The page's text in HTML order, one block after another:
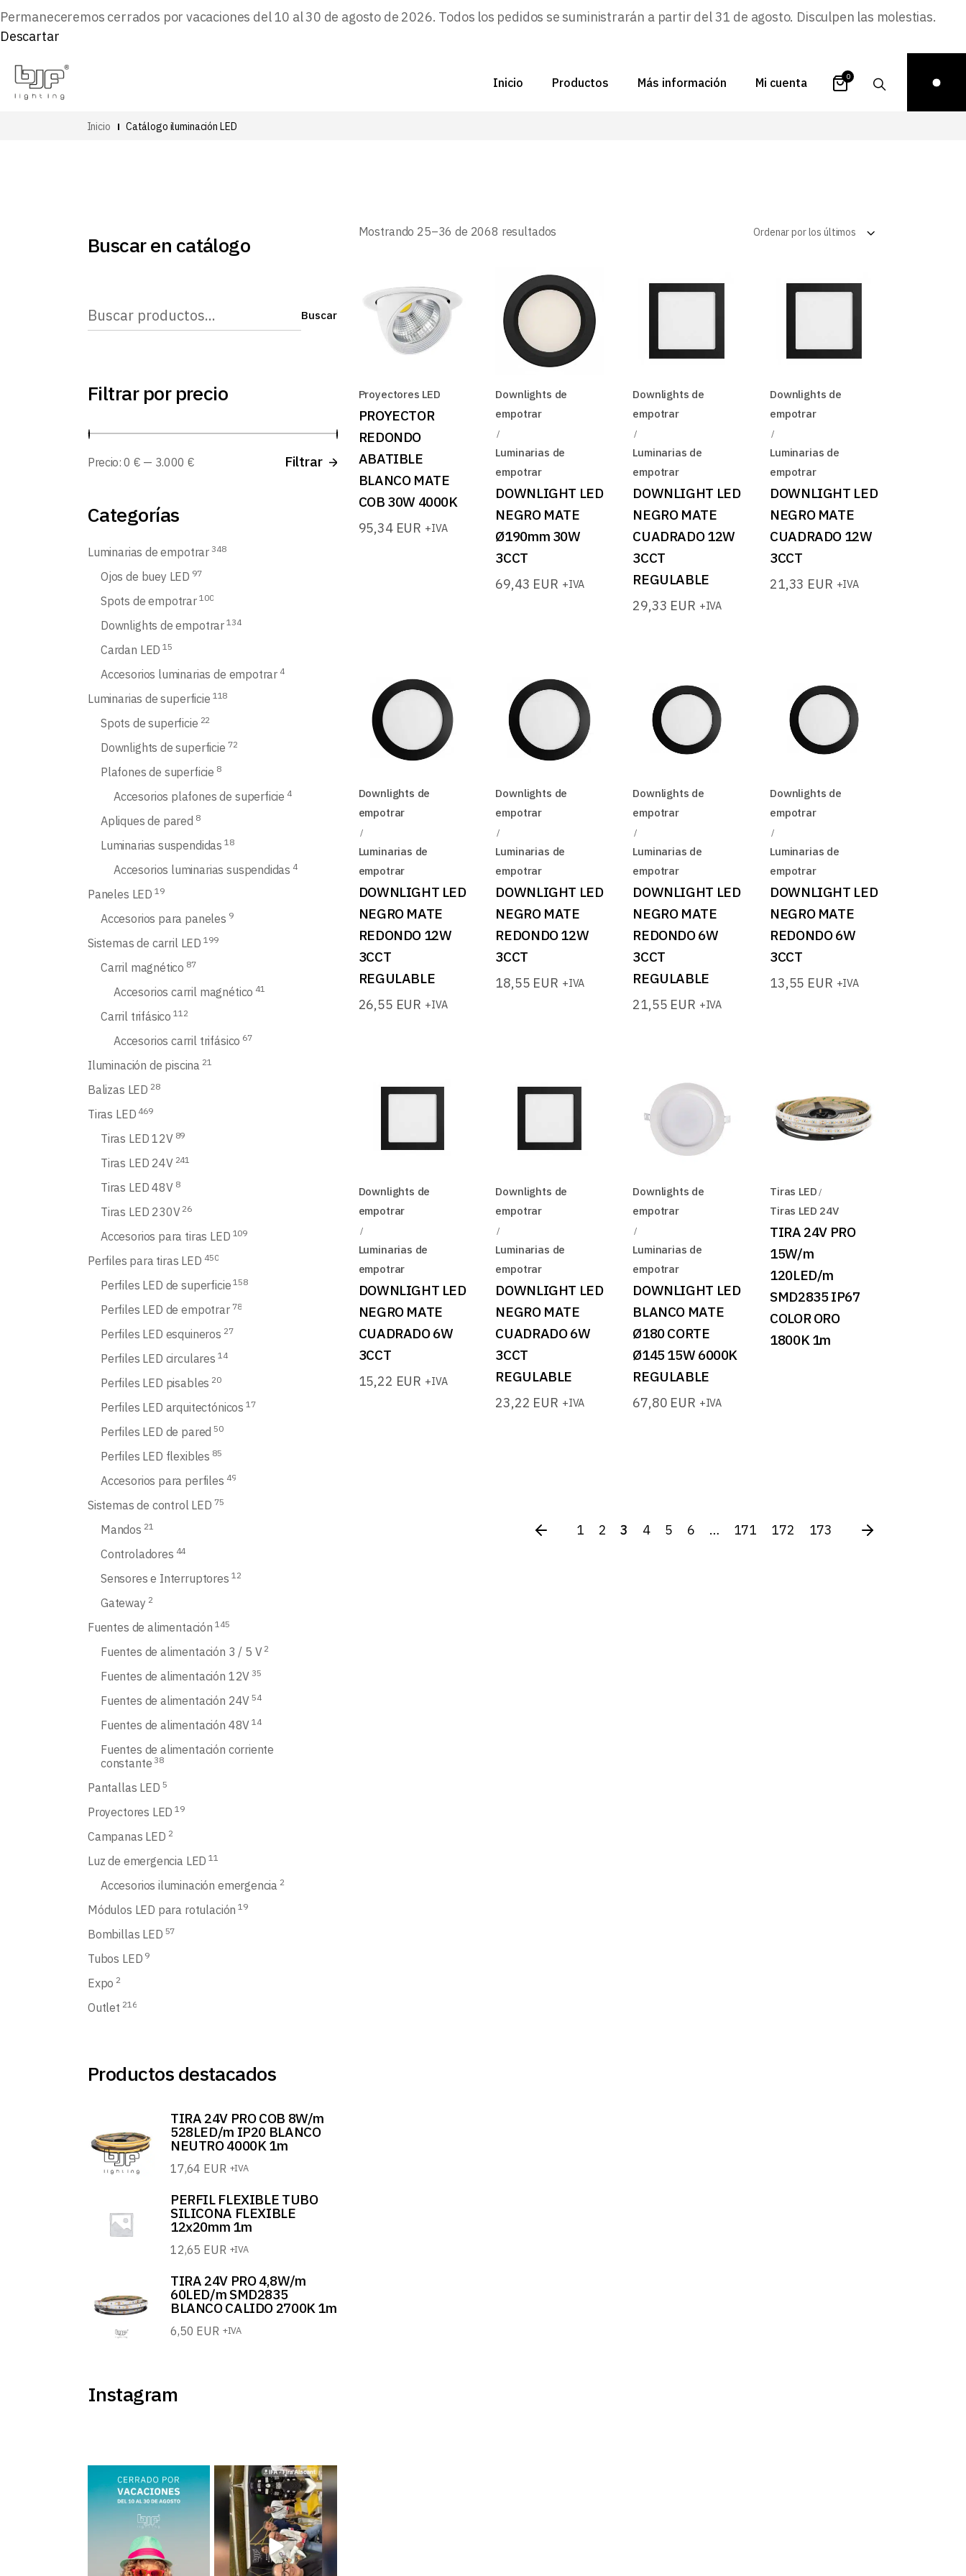
Permaneceremos cerrados por vacaciones del 10 al 30 de agosto de 2026. Todos los pedidos se suministrarán a partir del 31 de agosto. Disculpen las molestias.
Descartar
Inicio Productos Más información Mi cuenta
contraseña
0
Inicio Catálogo iluminación LED
Mostrando 25–36 de 2068 resultados Ordenar por los últimos
Proyectores LED
PROYECTOR
REDONDO
ABATIBLE
BLANCO MATE
COB 30W 4000K
95,34 EUR +IVA
Downlights de
empotrar
Luminarias de
empotrar
DOWNLIGHT LED
NEGRO MATE
Ø190mm 30W
3CCT
69,43 EUR +IVA
Downlights de
empotrar
Luminarias de
empotrar
DOWNLIGHT LED
NEGRO MATE
CUADRADO 12W
3CCT
REGULABLE
29,33 EUR +IVA
Downlights de
empotrar
Luminarias de
empotrar
DOWNLIGHT LED
NEGRO MATE
CUADRADO 12W
3CCT
21,33 EUR +IVA
Downlights de
empotrar
Luminarias de
empotrar
DOWNLIGHT LED
NEGRO MATE
REDONDO 12W
3CCT
REGULABLE
26,55 EUR +IVA
Downlights de
empotrar
Luminarias de
empotrar
DOWNLIGHT LED
NEGRO MATE
REDONDO 12W
3CCT
18,55 EUR +IVA
Downlights de
empotrar
Luminarias de
empotrar
DOWNLIGHT LED
NEGRO MATE
REDONDO 6W
3CCT
REGULABLE
21,55 EUR +IVA
Downlights de
empotrar
Luminarias de
empotrar
DOWNLIGHT LED
NEGRO MATE
REDONDO 6W
3CCT
13,55 EUR +IVA
Downlights de
empotrar
Luminarias de
empotrar
DOWNLIGHT LED
NEGRO MATE
CUADRADO 6W
3CCT
15,22 EUR +IVA
Downlights de
empotrar
Luminarias de
empotrar
DOWNLIGHT LED
NEGRO MATE
CUADRADO 6W
3CCT
REGULABLE
23,22 EUR +IVA
Downlights de
empotrar
Luminarias de
empotrar
DOWNLIGHT LED
BLANCO MATE
Ø180 CORTE
Ø145 15W 6000K
REGULABLE
67,80 EUR +IVA
Tiras LED
Tiras LED 24V
TIRA 24V PRO
15W/m
120LED/m
SMD2835 IP67
COLOR ORO
1800K 1m
1 2 3 4 5 6 … 171 172 173
Buscar en catálogo
Buscar Buscar
Filtrar por precio
Precio
mínimo
Precio
máximo
Filtrar
Precio:0 € — 3.000 €
Categorías
Luminarias de empotrar 348
Ojos de buey LED 97
Spots de empotrar 100
Downlights de empotrar 134
Cardan LED 15
Accesorios luminarias de empotrar 4
Luminarias de superficie 118
Spots de superficie 22
Downlights de superficie 72
Plafones de superficie 8
Accesorios plafones de superficie 4
Apliques de pared 8
Luminarias suspendidas 18
Accesorios luminarias suspendidas 4
Paneles LED 19
Accesorios para paneles 9
Sistemas de carril LED 199
Carril magnético 87
Accesorios carril magnético 41
Carril trifásico 112
Accesorios carril trifásico 67
Iluminación de piscina 21
Balizas LED 28
Tiras LED 469
Tiras LED 12V 89
Tiras LED 24V 241
Tiras LED 48V 8
Tiras LED 230V 26
Accesorios para tiras LED 109
Perfiles para tiras LED 450
Perfiles LED de superficie 158
Perfiles LED de empotrar 78
Perfiles LED esquineros 27
Perfiles LED circulares 14
Perfiles LED pisables 20
Perfiles LED arquitectónicos 17
Perfiles LED de pared 50
Perfiles LED flexibles 85
Accesorios para perfiles 49
Sistemas de control LED 75
Mandos 21
Controladores 44
Sensores e Interruptores 12
Gateway 2
Fuentes de alimentación 145
Fuentes de alimentación 3 / 5 V 2
Fuentes de alimentación 12V 35
Fuentes de alimentación 24V 54
Fuentes de alimentación 48V 14
Fuentes de alimentación corriente
constante 38
Pantallas LED 5
Proyectores LED 19
Campanas LED 2
Luz de emergencia LED 11
Accesorios iluminación emergencia 2
Módulos LED para rotulación 19
Bombillas LED 57
Tubos LED 9
Expo 2
Outlet 216
Productos destacados
TIRA 24V PRO COB 8W/m
528LED/m IP20 BLANCO
NEUTRO 4000K 1m
17,64 EUR +IVA
PERFIL FLEXIBLE TUBO
SILICONA FLEXIBLE
12x20mm 1m
12,65 EUR +IVA
TIRA 24V PRO 4,8W/m
60LED/m SMD2835
BLANCO CALIDO 2700K 1m
6,50 EUR +IVA
Instagram
BJF Lighting permanecerá
𝗰𝗲𝗿𝗿𝗮𝗱𝗼 𝗽𝗼𝗿...
2
Estamos en el Levante Home
Meeting ¡Te esperamos!...
39 5